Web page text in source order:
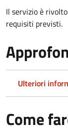
Il servizio è
requisiti previsti.
Ulteriori
Come